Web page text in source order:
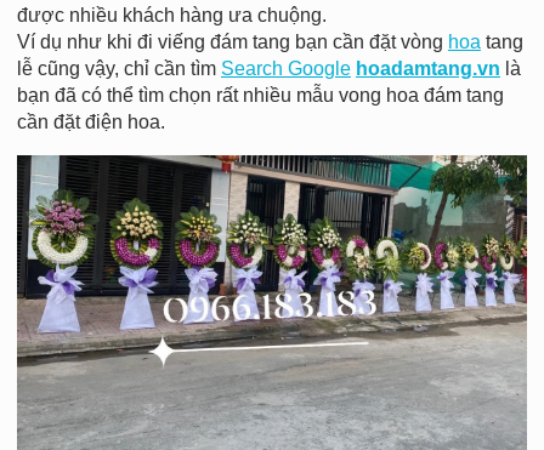
được nhiều khách hàng ưa chuộng.
Ví dụ như khi đi viếng đám tang bạn cần đặt vòng hoa tang
lễ cũng vậy, chỉ cần tìm Search Google hoadamtang.vn là
bạn đã có thể tìm chọn rất nhiều mẫu vong hoa đám tang
cần đặt điện hoa.